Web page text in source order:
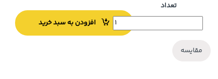
تعداد
افزودن به سبد خرید
مقایسه